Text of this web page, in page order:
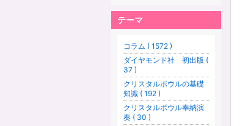
テーマ
コラム ( 1572 )
ダイヤモンド社 初出版 (
37 )
クリスタルボウルの基礎
知識 ( 192 )
クリスタルボウル奉納演
奏 ( 30 )